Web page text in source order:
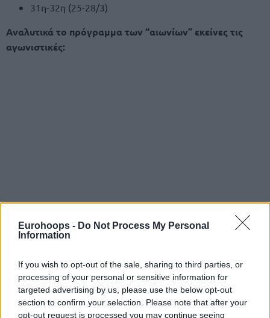
Eurohoops - Do Not Process My Personal
Information
If you wish to opt-out of the sale, sharing to third parties, or
processing of your personal or sensitive information for
targeted advertising by us, please use the below opt-out
section to confirm your selection. Please note that after your
opt-out request is processed you may continue seeing
31η-32η (25-28/3)
Αναλυτικά το πρόγραμμα των “αιωνίων” εκείνες τις
αγωνιστικές: